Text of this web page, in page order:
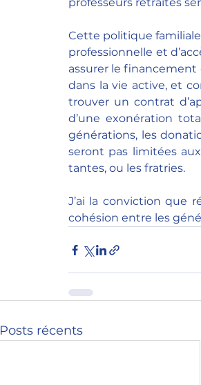
Cette politique
professionnelle et
assurer le financement
dans la vie active, et
trouver un contrat
d’une exonération
générations, les
seront pas limitées
tantes, ou les fratries.
J’ai la conviction que
cohésion entre les
Posts récents